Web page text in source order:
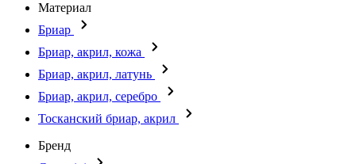
Материал
Бриар
Бриар, акрил, кожа
Бриар, акрил, латунь
Бриар, акрил, серебро
Тосканский бриар, акрил
Бренд